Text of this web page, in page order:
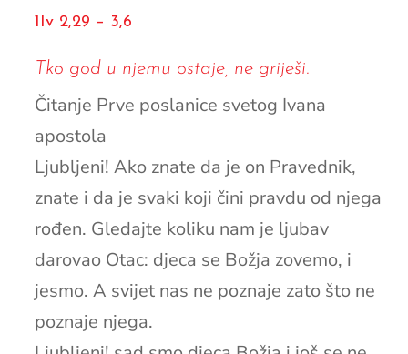
1Iv 2,29 – 3,6
Tko god u njemu ostaje, ne griješi.
Čitanje Prve poslanice svetog Ivana
apostola
Ljubljeni! Ako znate da je on Pravednik,
znate i da je svaki koji čini pravdu od njega
rođen. Gledajte koliku nam je ljubav
darovao Otac: djeca se Božja zovemo, i
jesmo. A svijet nas ne poznaje zato što ne
poznaje njega.